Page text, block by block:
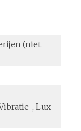
(niet
, Lux